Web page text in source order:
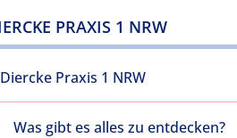
PRAXIS 1 NRW
Diercke Praxis 1 NRW
Was gibt es alles zu entdecken?